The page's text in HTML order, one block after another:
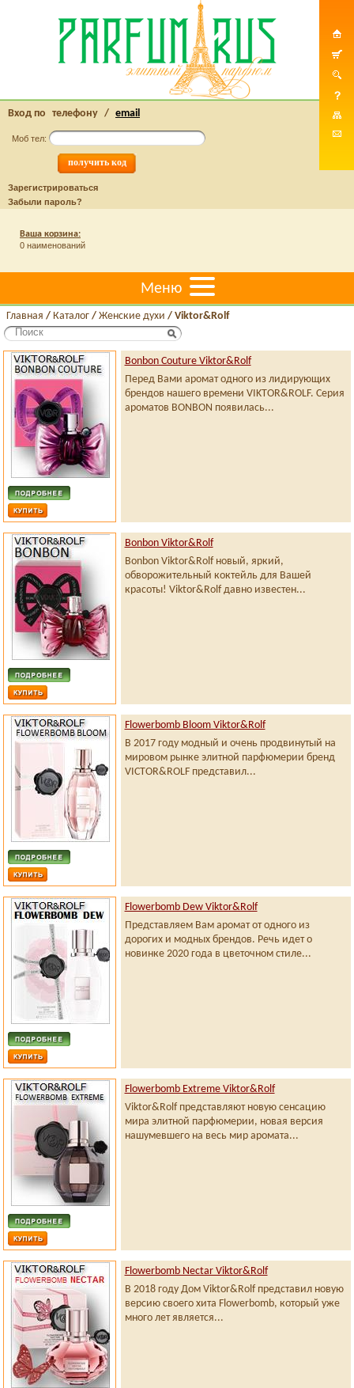
Вход по телефону / email
Моб тел:
Зарегистрироваться
Забыли пароль?
Ваша корзина:
0 наименований
Меню
Главная / Каталог / Женские духи / Viktor&Rolf
Bonbon Couture Viktor&Rolf
Перед Вами аромат одного из лидирующих
брендов нашего времени VIKTOR&ROLF. Серия
ароматов BONBON появилась...
Bonbon Viktor&Rolf
Bonbon Viktor&Rolf новый, яркий,
обворожительный коктейль для Вашей
красоты! Viktor&Rolf давно известен...
Flowerbomb Bloom Viktor&Rolf
В 2017 году модный и очень продвинутый на
мировом рынке элитной парфюмерии бренд
VICTOR&ROLF представил...
Flowerbomb Dew Viktor&Rolf
Представляем Вам аромат от одного из
дорогих и модных брендов. Речь идет о
новинке 2020 года в цветочном стиле...
Flowerbomb Extreme Viktor&Rolf
Viktor&Rolf представляют новую сенсацию
мира элитной парфюмерии, новая версия
нашумевшего на весь мир аромата...
Flowerbomb Nectar Viktor&Rolf
В 2018 году Дом Viktor&Rolf представил новую
версию своего хита Flowerbomb, который уже
много лет является...